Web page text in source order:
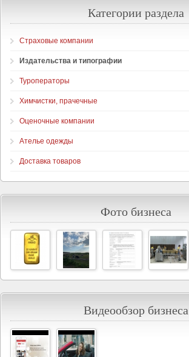
Категории раздела
Страховые компании
Издательства и типографии
Туроператоры
Химчистки, прачечные
Оценочные компании
Ателье одежды
Доставка товаров
Фото бизнеса
Видеообзор бизнеса